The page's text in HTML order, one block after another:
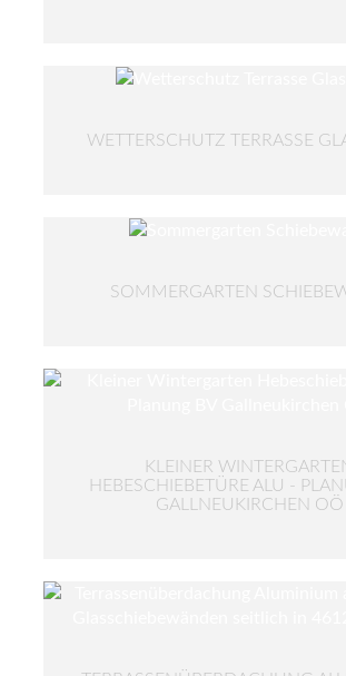
WETTERSCHUTZ TERRASSE
SOMMERGARTEN
KLEINER
HEBESCHIEBETÜRE ALU -
GALLNEUKIRCHEN OÖ